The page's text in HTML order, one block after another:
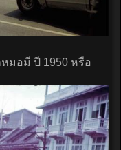
มอมี ปี 1950 หรือ